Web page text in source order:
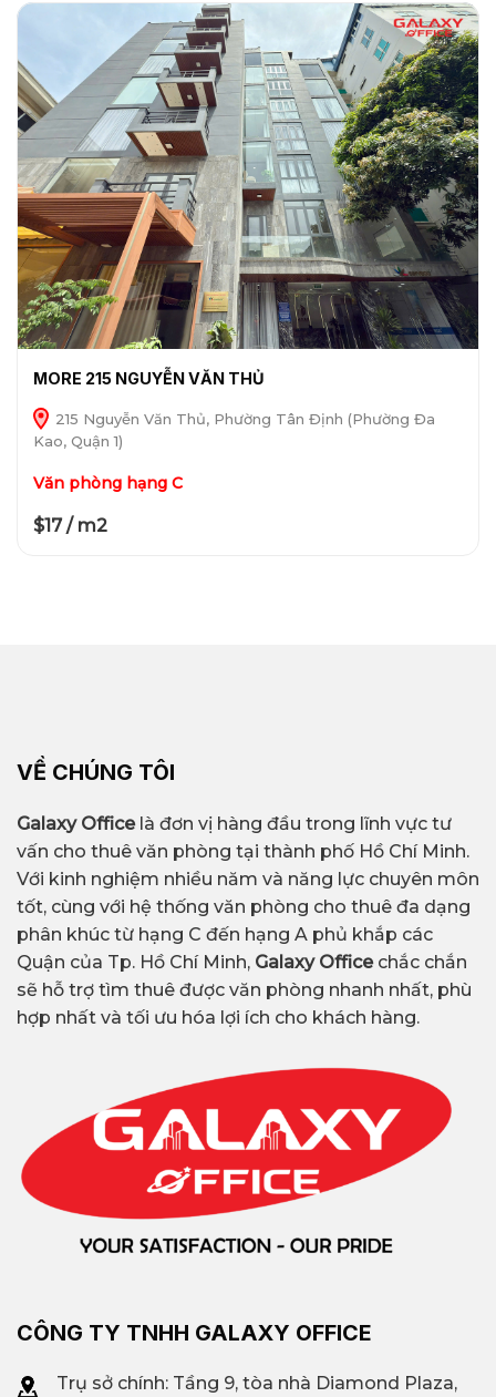
MORE 215 NGUYỄN VĂN THỦ
215 Nguyễn Văn Thủ, Phường Tân Định (Phường Đa
Kao, Quận 1)
Văn phòng hạng C
$17 / m2
VỀ CHÚNG TÔI
Galaxy Officelà đơn vị hàng đầu trong lĩnh vực tư
vấn cho thuê văn phòng tại thành phố Hồ Chí Minh.
Với kinh nghiệm nhiều năm và năng lực chuyên môn
tốt, cùng với hệ thống văn phòng cho thuê đa dạng
phân khúc từ hạng C đến hạng A phủ khắp các
Quận của Tp. Hồ Chí Minh, Galaxy Office chắc chắn
sẽ hỗ trợ tìm thuê được văn phòng nhanh nhất, phù
hợp nhất và tối ưu hóa lợi ích cho khách hàng.
CÔNG TY TNHH GALAXY OFFICE
Trụ sở chính: Tầng 9, tòa nhà Diamond Plaza,